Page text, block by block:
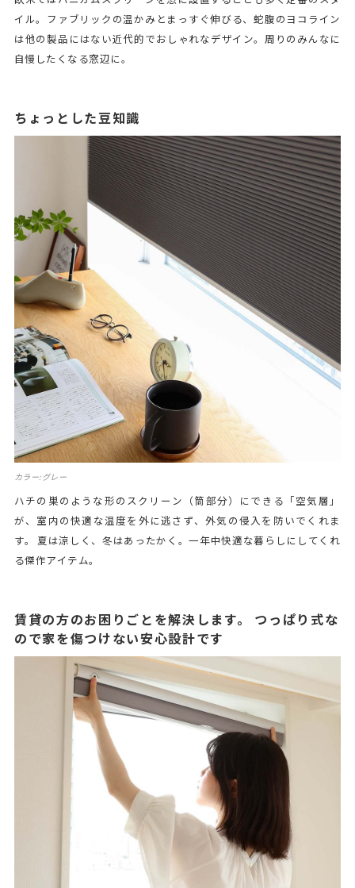
イル。ファブリックの温かみとまっすぐ伸びる、蛇腹のヨコライン
は他の製品にはない近代的でおしゃれなデザイン。周りのみんなに
自慢したくなる窓辺に。
ちょっとした豆知識
カラー:グレー
ハチの巣のような形のスクリーン（筒部分）にできる「空気層」
が、室内の快適な温度を外に逃さず、外気の侵入を防いでくれま
す。 夏は涼しく、冬はあったかく。一年中快適な暮らしにしてくれ
る傑作アイテム。
賃貸の方のお困りごとを解決します。 つっぱり式な
ので家を傷つけない安心設計です